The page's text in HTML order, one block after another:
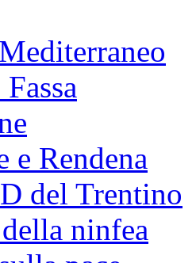
e Rendena
del Trentino
ninfea